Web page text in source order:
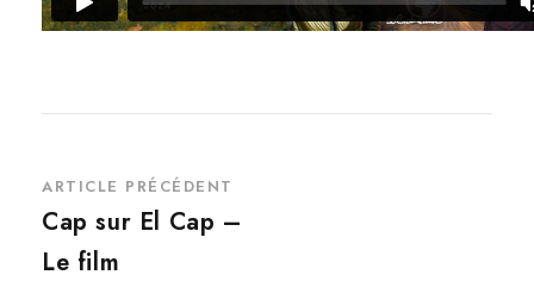
ARTICLE PRÉCÉDENT
Cap sur El Cap –
Le film